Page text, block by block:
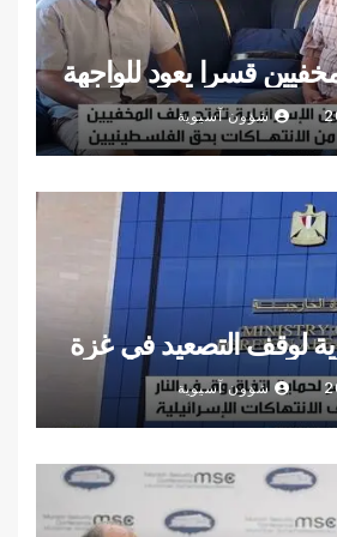
قسرا يعود للواجهة
شؤون آسيوية
لوقف التصعيد في غزة
شؤون آسيوية